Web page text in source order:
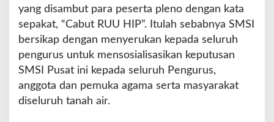
yang disambut para peserta pleno dengan kata
sepakat, “Cabut RUU HIP”. Itulah sebabnya SMSI
bersikap dengan menyerukan kepada seluruh
pengurus untuk mensosialisasikan keputusan
SMSI Pusat ini kepada seluruh Pengurus,
anggota dan pemuka agama serta masyarakat
diseluruh tanah air.